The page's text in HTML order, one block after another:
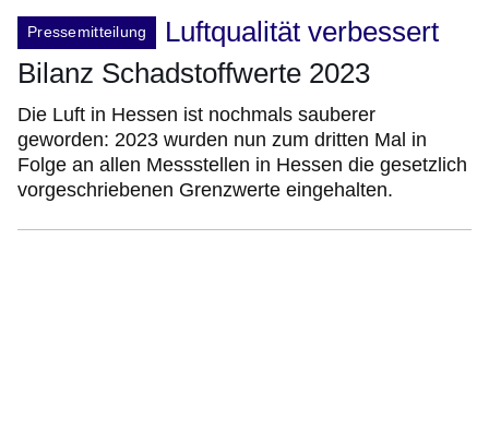
Pressemitteilung
Luftqualität verbessert
Bilanz Schadstoffwerte 2023
Die Luft in Hessen ist nochmals sauberer
geworden: 2023 wurden nun zum dritten Mal in
Folge an allen Messstellen in Hessen die gesetzlich
vorgeschriebenen Grenzwerte eingehalten.